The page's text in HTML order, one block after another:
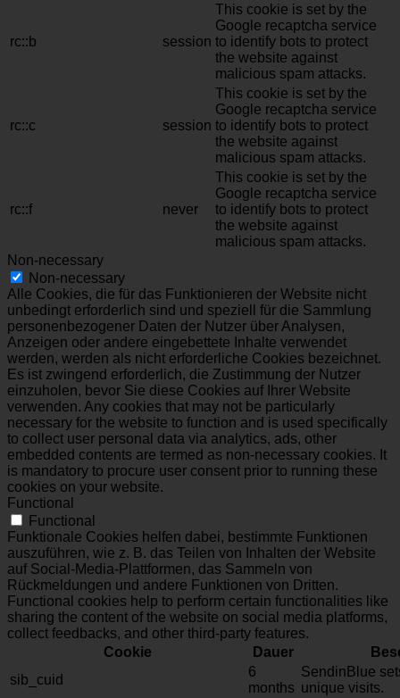
rc::b session
This cookie is set by the
Google recaptcha service
to identify bots to protect
the website against
malicious spam attacks.
rc::c session
This cookie is set by the
Google recaptcha service
to identify bots to protect
the website against
malicious spam attacks.
rc::f never
This cookie is set by the
Google recaptcha service
to identify bots to protect
the website against
malicious spam attacks.
Non-necessary
Non-necessary
Alle Cookies, die für das Funktionieren der Website nicht
unbedingt erforderlich sind und speziell für die Sammlung
personenbezogener Daten der Nutzer über Analysen,
Anzeigen oder andere eingebettete Inhalte verwendet
werden, werden als nicht erforderliche Cookies bezeichnet.
Es ist zwingend erforderlich, die Zustimmung der Nutzer
einzuholen, bevor Sie diese Cookies auf Ihrer Website
verwenden. Any cookies that may not be particularly
necessary for the website to function and is used specifically
to collect user personal data via analytics, ads, other
embedded contents are termed as non-necessary cookies. It
is mandatory to procure user consent prior to running these
cookies on your website.
Functional
Functional
Funktionale Cookies helfen dabei, bestimmte Funktionen
auszuführen, wie z. B. das Teilen von Inhalten der Website
auf Social-Media-Plattformen, das Sammeln von
Rückmeldungen und andere Funktionen von Dritten.
Functional cookies help to perform certain functionalities like
sharing the content of the website on social media platforms,
collect feedbacks, and other third-party features.
Cookie
Dauer
sib_cuid
6
months
SendinBlue
unique visits.